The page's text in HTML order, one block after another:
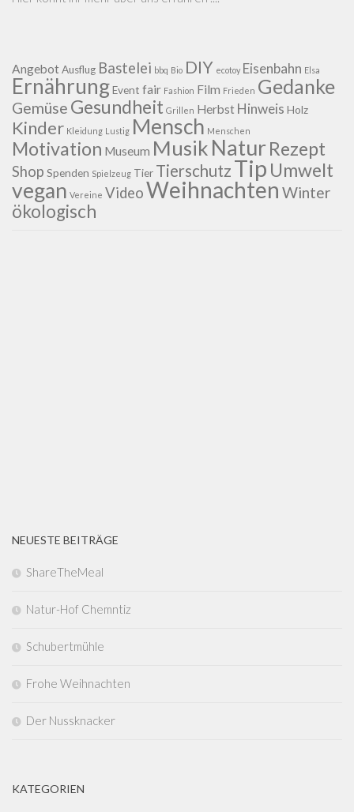
AngebotAusflug Bastelei bbq Bio DIY ecotoy Eisenbahn Elsa
ErnährungEvent fair Fashion Film Frieden Gedanke
Gemüse Gesundheit Grillen Herbst Hinweis Holz
Kinder Kleidung Lustig Mensch Menschen
Motivation Museum Musik NaturRezept
Shop Spenden Spielzeug Tier Tierschutz Tip Umwelt
vegan Vereine VideoWeihnachten Winter
ökologisch
NEUESTE BEITRÄGE
ShareTheMeal
Natur-Hof Chemntiz
Schubertmühle
Frohe Weihnachten
Der Nussknacker
KATEGORIEN